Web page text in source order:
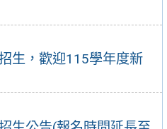
生，歡迎115學年度新